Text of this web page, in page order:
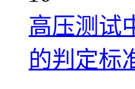
高压测试
的判定标